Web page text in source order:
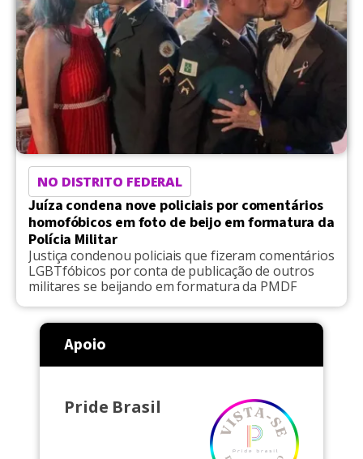
NO DISTRITO FEDERAL
Juíza condena nove policiais por comentários
homofóbicos em foto de beijo em formatura da
Polícia Militar
Justiça condenou policiais que fizeram comentários
LGBTfóbicos por conta de publicação de outros
militares se beijando em formatura da PMDF
Apoio
Pride Brasil